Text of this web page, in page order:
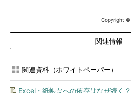
Copyright ©
関連情報
関連資料（ホワイトペーパー）
Excel・紙帳票への依存はなぜ続く